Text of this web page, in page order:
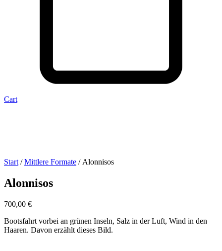
Cart
Start /Mittlere Formate / Alonnisos
Alonnisos
700,00 €
Bootsfahrt vorbei an grünen Inseln, Salz in der Luft, Wind in den
Haaren. Davon erzählt dieses Bild.